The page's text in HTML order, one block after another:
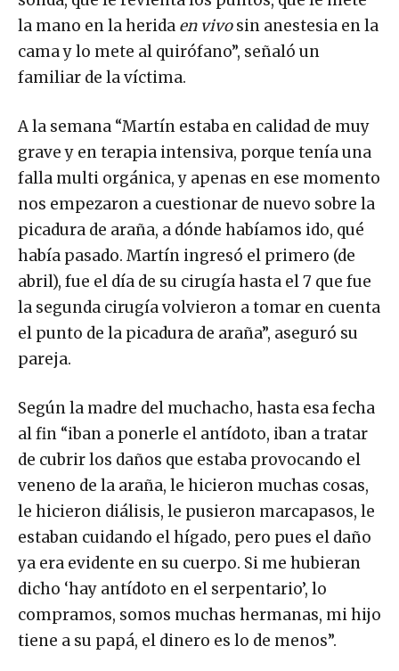
la mano en la herida en vivosin anestesia en la
cama y lo mete al quirófano”, señaló un
familiar de la víctima.
A la semana “Martín estaba en calidad de muy
grave y en terapia intensiva, porque tenía una
falla multi orgánica, y apenas en ese momento
nos empezaron a cuestionar de nuevo sobre la
picadura de araña, a dónde habíamos ido, qué
había pasado. Martín ingresó el primero (de
abril), fue el día de su cirugía hasta el 7 que fue
la segunda cirugía volvieron a tomar en cuenta
el punto de la picadura de araña”, aseguró su
pareja.
Según la madre del muchacho, hasta esa fecha
al fin “iban a ponerle el antídoto, iban a tratar
de cubrir los daños que estaba provocando el
veneno de la araña, le hicieron muchas cosas,
le hicieron diálisis, le pusieron marcapasos, le
estaban cuidando el hígado, pero pues el daño
ya era evidente en su cuerpo. Si me hubieran
dicho ‘hay antídoto en el serpentario’, lo
compramos, somos muchas hermanas, mi hijo
tiene a su papá, el dinero es lo de menos”.